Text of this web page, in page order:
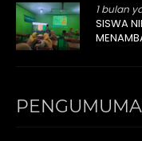
1 bulan
SISWA